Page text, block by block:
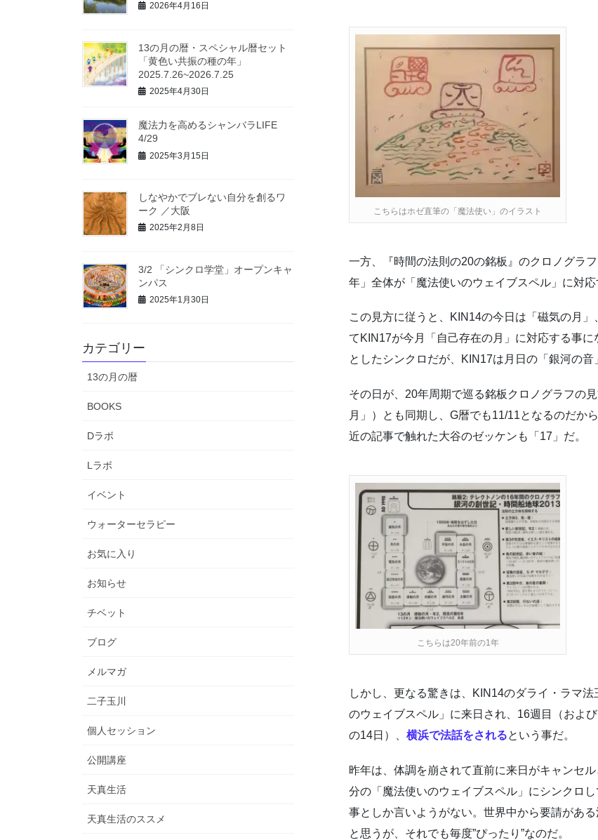
こちらはホゼ直筆の「魔法使い」のイラスト
一方、『時間の法則の20の銘板』のクロノグラ
年」全体が「魔法使いのウェイブスペル」に対応
この見方に従うと、KIN14の今日は「磁気の月
てKIN17が今月「自己存在の月」に対応する事
としたシンクロだが、KIN17は月日の「銀河の音
その日が、20年周期で巡る銘板クロノグラフの
月」）とも同期し、G暦でも11/11となるのだか
近の記事で触れた大谷のゼッケンも「17」だ。
こちらは20年前の1年
しかし、更なる驚きは、KIN14のダライ・ラマ
のウェイブスペル」に来日され、16週目（およ
の14日）、 横浜で法話をされるという事だ。
昨年は、体調を崩されて直前に来日がキャンセ
分の「魔法使いのウェイブスペル」にシンクロ
事としか言いようがない。世界中から要請があ
と思うが、それでも毎度”ぴったり”なのだ。
2026年4月16日
13の月の暦・スペシャル暦セット
「黄色い共振の種の年」
2025.7.26~2026.7.25
2025年4月30日
魔法力を高めるシャンバラLIFE
4/29
2025年3月15日
しなやかでブレない自分を創るワ
ーク ／大阪
2025年2月8日
3/2 「シンクロ学堂」オープンキャ
ンパス
2025年1月30日
カテゴリー
13の月の暦
BOOKS
Dラボ
Lラボ
イベント
ウォーターセラピー
お気に入り
お知らせ
チベット
ブログ
メルマガ
二子玉川
個人セッション
公開講座
天真生活
天真生活のススメ